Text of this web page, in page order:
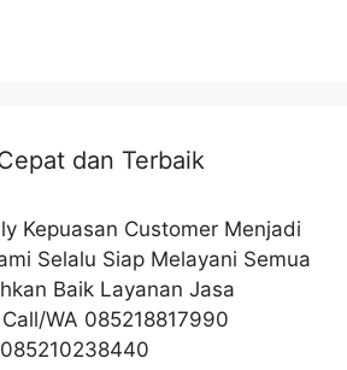
dan Terbaik
Kepuasan Customer Menjadi
Selalu Siap Melayani Semua
Baik Layanan Jasa
WA 085218817990